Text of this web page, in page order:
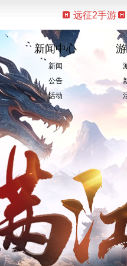
远征2手游
新闻中心
新闻
公告
活动